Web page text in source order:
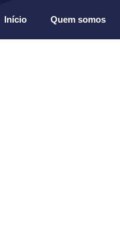
Início Quem somos